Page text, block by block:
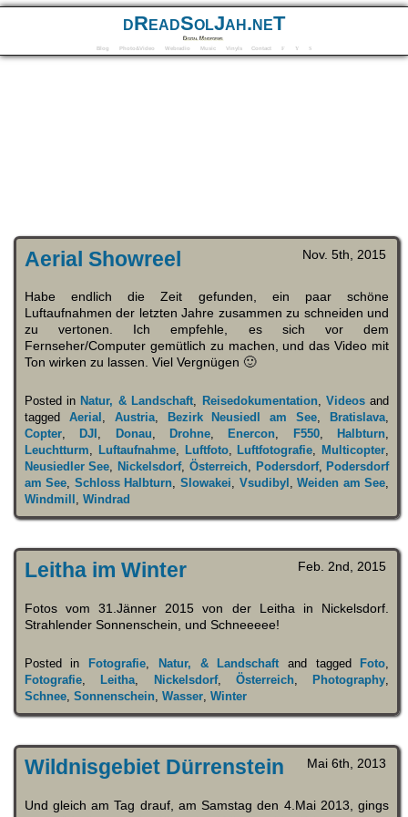
dReadSolJah.neT
Digital Mindforms
Blog Photo&Video Webradio Music Vinyls Contact F Y S
Nov. 5th, 2015
Aerial Showreel
Habe endlich die Zeit gefunden, ein paar schöne
Luftaufnahmen der letzten Jahre zusammen zu schneiden und
zu vertonen. Ich empfehle, es sich vor dem
Fernseher/Computer gemütlich zu machen, und das Video mit
Ton wirken zu lassen. Viel Vergnügen 🙂
Posted in Natur, & Landschaft, Reisedokumentation, Videosand
tagged Aerial , Austria, Bezirk Neusiedl am See, Bratislava,
Copter, DJI , Donau, Drohne, Enercon, F550, Halbturn,
Leuchtturm, Luftaufnahme, Luftfoto, Luftfotografie, Multicopter,
Neusiedler See, Nickelsdorf, Österreich, Podersdorf, Podersdorf
am See, Schloss Halbturn,Slowakei, Vsudibyl ,Weiden am See,
Windmill , Windrad
Feb. 2nd, 2015
Leitha im Winter
Fotos vom 31.Jänner 2015 von der Leitha in Nickelsdorf.
Strahlender Sonnenschein, und Schneeeee!
Posted in Fotografie, Natur, & Landschaftand tagged Foto,
Fotografie, Leitha, Nickelsdorf, Österreich, Photography,
Schnee, Sonnenschein, Wasser, Winter
Mai 6th, 2013
Wildnisgebiet Dürrenstein
Und gleich am Tag drauf, am Samstag den 4.Mai 2013, gings